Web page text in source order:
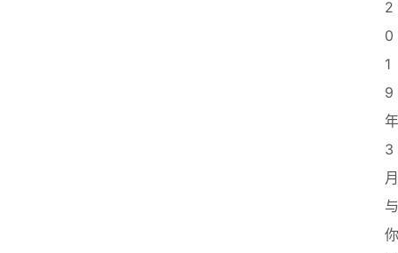
2
0
1
9
年
3
月
与
你